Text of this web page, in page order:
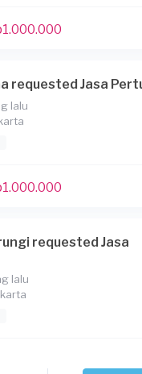
requested Jasa
lalu
requested Jasa
lalu